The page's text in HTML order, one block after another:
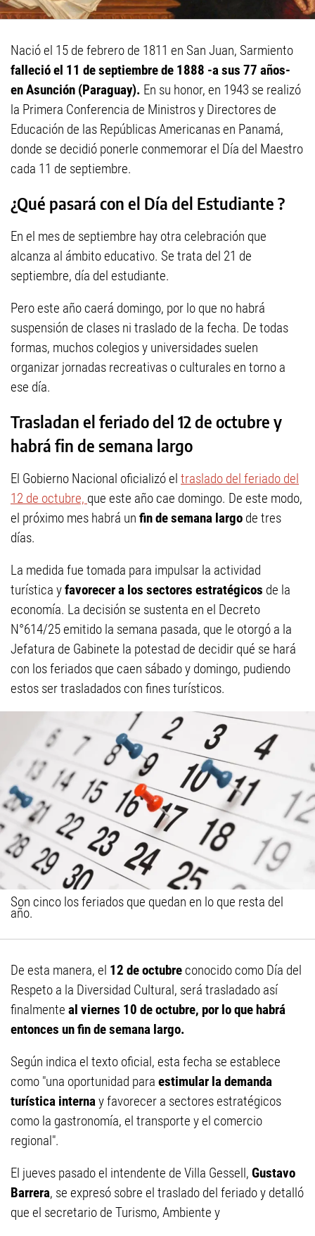
Nació el 15 de febrero de 1811 en San Juan, Sarmiento
falleció el 11 de septiembre de 1888 -a sus 77 años-
en Asunción (Paraguay). En su honor, en 1943 se realizó
la Primera Conferencia de Ministros y Directores de
Educación de las Repúblicas Americanas en Panamá,
donde se decidió ponerle conmemorar el Día del Maestro
cada 11 de septiembre.
¿Qué pasará con el Día del Estudiante ?
En el mes de septiembre hay otra celebración que
alcanza al ámbito educativo. Se trata del 21 de
septiembre, día del estudiante.
Pero este año caerá domingo, por lo que no habrá
suspensión de clases ni traslado de la fecha. De todas
formas, muchos colegios y universidades suelen
organizar jornadas recreativas o culturales en torno a
ese día.
Trasladan el feriado del 12 de octubre y
habrá fin de semana largo
El Gobierno Nacional oficializó el traslado del feriado del
12 de octubre, que este año cae domingo. De este modo,
el próximo mes habrá un fin de semana largo de tres
días.
La medida fue tomada para impulsar la actividad
turística yfavorecer a los sectores estratégicos de la
economía. La decisión se sustenta en el Decreto
N°614/25 emitido la semana pasada, que le otorgó a la
Jefatura de Gabinete la potestad de decidir qué se hará
con los feriados que caen sábado y domingo, pudiendo
estos ser trasladados con fines turísticos.
Son cinco los feriados que quedan en lo que resta del
año.
De esta manera, el 12 de octubre conocido como Día del
Respeto a la Diversidad Cultural, será trasladado así
finalmente al viernes 10 de octubre, por lo que habrá
entonces un fin de semana largo.
Según indica el texto oficial, esta fecha se establece
como "una oportunidad para estimular la demanda
turística internay favorecer a sectores estratégicos
como la gastronomía, el transporte y el comercio
regional".
El jueves pasado el intendente de Villa Gessell, Gustavo
Barrera, se expresó sobre el traslado del feriado y detalló
que el secretario de Turismo, Ambiente y